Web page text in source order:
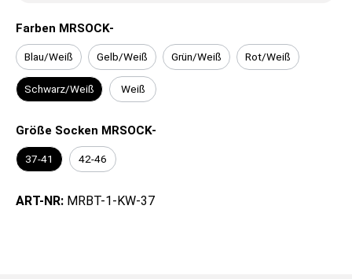
Farben MRSOCK-
Blau/Weiß Gelb/Weiß Grün/Weiß Rot/Weiß
Schwarz/Weiß Weiß
Größe Socken MRSOCK-
37-41 42-46
ART-NR: MRBT-1-KW-37